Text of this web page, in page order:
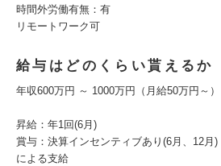
時間外労働有無：有
リモートワーク可
給与はどのくらい貰えるか
年収600万円 ～ 1000万円（月給50万円～）
昇給：年1回(6月)
賞与：決算インセンティブあり(6月、12
による支給